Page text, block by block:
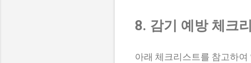
8. 감기 예방 체크
아래 체크리스트를 참고하